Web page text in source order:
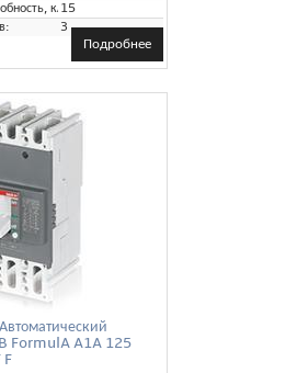
кА:15
3
Подробнее
FormulA A1A 125
F